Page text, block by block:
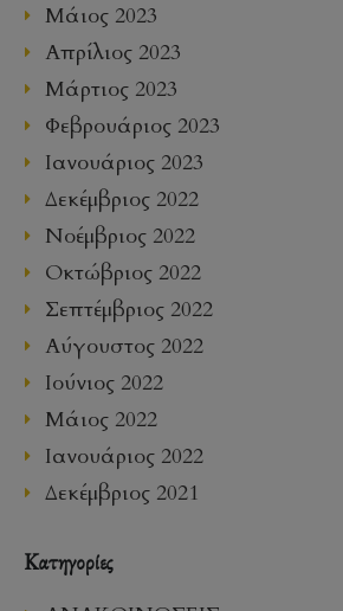
Μάιος 2023
Απρίλιος 2023
Μάρτιος 2023
Φεβρουάριος 2023
Ιανουάριος 2023
Δεκέμβριος 2022
Νοέμβριος 2022
Οκτώβριος 2022
Σεπτέμβριος 2022
Αύγουστος 2022
Ιούνιος 2022
Μάιος 2022
Ιανουάριος 2022
Δεκέμβριος 2021
Kατηγορίες